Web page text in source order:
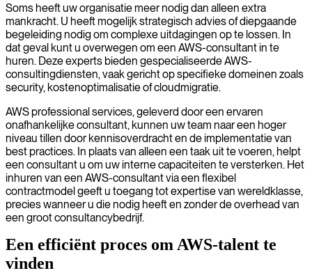
Soms heeft uw organisatie meer nodig dan alleen extra
mankracht. U heeft mogelijk strategisch advies of diepgaande
begeleiding nodig om complexe uitdagingen op te lossen. In
dat geval kunt u overwegen om een AWS-consultant in te
huren. Deze experts bieden gespecialiseerde AWS-
consultingdiensten, vaak gericht op specifieke domeinen zoals
security, kostenoptimalisatie of cloudmigratie.
AWS professional services, geleverd door een ervaren
onafhankelijke consultant, kunnen uw team naar een hoger
niveau tillen door kennisoverdracht en de implementatie van
best practices. In plaats van alleen een taak uit te voeren, helpt
een consultant u om uw interne capaciteiten te versterken. Het
inhuren van een AWS-consultant via een flexibel
contractmodel geeft u toegang tot expertise van wereldklasse,
precies wanneer u die nodig heeft en zonder de overhead van
een groot consultancybedrijf.
Een efficiënt proces om AWS-talent te
vinden